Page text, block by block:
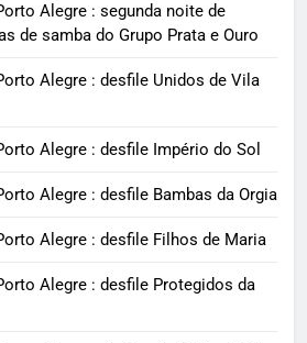
Alegre : segunda noite de
de samba do Grupo Prata e Ouro
Alegre : desfile Unidos de Vila
Alegre : desfile Império do Sol
Alegre : desfile Bambas da Orgia
Alegre : desfile Filhos de Maria
Alegre : desfile Protegidos da